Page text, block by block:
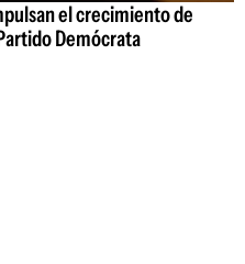
el crecimiento de
Demócrata